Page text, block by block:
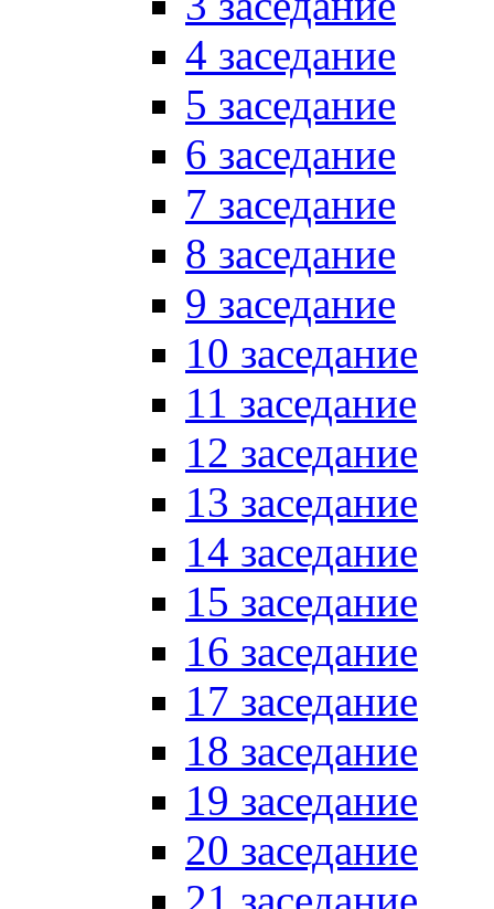
4 заседание
5 заседание
6 заседание
7 заседание
8 заседание
9 заседание
10 заседание
11 заседание
12 заседание
13 заседание
14 заседание
15 заседание
16 заседание
17 заседание
18 заседание
19 заседание
20 заседание